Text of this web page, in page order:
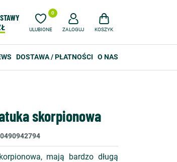
ULUBIONE
0
ZALOGUJ KOSZYK
DOSTAWA / PŁATNOŚCI O NAS
skorpionowa
mają bardzo długą